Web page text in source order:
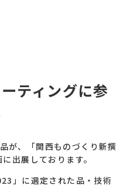
ティングに参
が、「関西ものづくり新撰
出展しております。
」に選定された品・技術